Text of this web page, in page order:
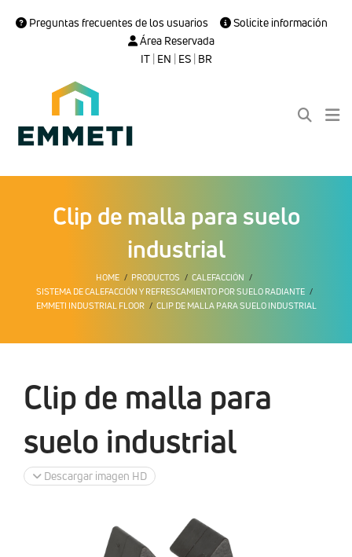
Preguntas frecuentes de los usuarios
Solicite información
Área Reservada
IT| EN | ES| BR
Clip de malla para suelo
industrial
HOME PRODUCTOS
CALEFACCIÓN
SISTEMA DE CALEFACCIÓN Y REFRESCAMIENTO POR SUELO RADIANTE
EMMETI INDUSTRIAL FLOOR
CLIP DE MALLA PARA SUELO INDUSTRIAL
Clip de malla para
suelo industrial
Descargar imagen HD